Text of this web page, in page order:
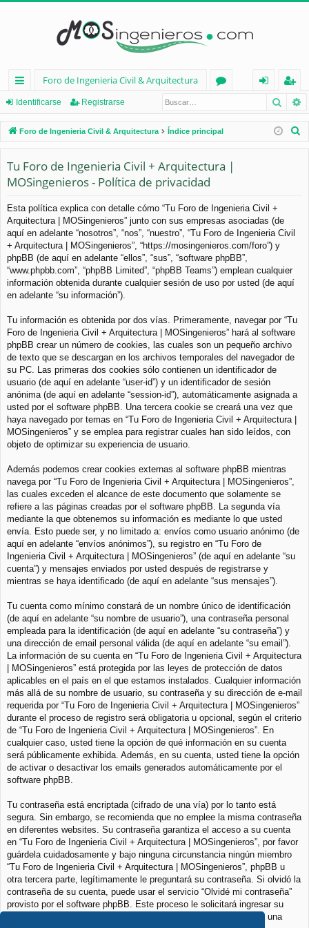
nl
ac
es
rá
pi
d
os
Foro de Ingenieria Civil & Arquitectura
os
nt
ifi
e
eg
ist
ra
Identificarse Registrarse
Foro de Ingenieria Civil & Arquitectura Índice principal
Tu Foro de Ingenieria Civil + Arquitectura |
MOSingenieros - Política de privacidad
Esta política explica con detalle cómo “Tu Foro de Ingenieria Civil +
Arquitectura | MOSingenieros” junto con sus empresas asociadas (de
aquí en adelante “nosotros”, “nos”, “nuestro”, “Tu Foro de Ingenieria Civil
+ Arquitectura | MOSingenieros”, “https://mosingenieros.com/foro”) y
phpBB (de aquí en adelante “ellos”, “sus”, “software phpBB”,
“www.phpbb.com”, “phpBB Limited”, “phpBB Teams”) emplean cualquier
información obtenida durante cualquier sesión de uso por usted (de aquí
en adelante “su información”).
Tu información es obtenida por dos vías. Primeramente, navegar por “Tu
Foro de Ingenieria Civil + Arquitectura | MOSingenieros” hará al software
phpBB crear un número de cookies, las cuales son un pequeño archivo
de texto que se descargan en los archivos temporales del navegador de
su PC. Las primeras dos cookies sólo contienen un identificador de
usuario (de aquí en adelante “user-id”) y un identificador de sesión
anónima (de aquí en adelante “session-id”), automáticamente asignada a
usted por el software phpBB. Una tercera cookie se creará una vez que
haya navegado por temas en “Tu Foro de Ingenieria Civil + Arquitectura |
MOSingenieros” y se emplea para registrar cuales han sido leídos, con
objeto de optimizar su experiencia de usuario.
Además podemos crear cookies externas al software phpBB mientras
navega por “Tu Foro de Ingenieria Civil + Arquitectura | MOSingenieros”,
las cuales exceden el alcance de este documento que solamente se
refiere a las páginas creadas por el software phpBB. La segunda vía
mediante la que obtenemos su información es mediante lo que usted
envía. Esto puede ser, y no limitado a: envíos como usuario anónimo (de
aquí en adelante “envíos anónimos”), su registro en “Tu Foro de
Ingenieria Civil + Arquitectura | MOSingenieros” (de aquí en adelante “su
cuenta”) y mensajes enviados por usted después de registrarse y
mientras se haya identificado (de aquí en adelante “sus mensajes”).
Tu cuenta como mínimo constará de un nombre único de identificación
(de aquí en adelante “su nombre de usuario”), una contraseña personal
empleada para la identificación (de aquí en adelante “su contraseña”) y
una dirección de email personal válida (de aquí en adelante “su email”).
La información de su cuenta en “Tu Foro de Ingenieria Civil + Arquitectura
| MOSingenieros” está protegida por las leyes de protección de datos
aplicables en el país en el que estamos instalados. Cualquier información
más allá de su nombre de usuario, su contraseña y su dirección de e-mail
requerida por “Tu Foro de Ingenieria Civil + Arquitectura | MOSingenieros”
durante el proceso de registro será obligatoria u opcional, según el criterio
de “Tu Foro de Ingenieria Civil + Arquitectura | MOSingenieros”. En
cualquier caso, usted tiene la opción de qué información en su cuenta
será públicamente exhibida. Además, en su cuenta, usted tiene la opción
de activar o desactivar los emails generados automáticamente por el
software phpBB.
Tu contraseña está encriptada (cifrado de una vía) por lo tanto está
segura. Sin embargo, se recomienda que no emplee la misma contraseña
en diferentes websites. Su contraseña garantiza el acceso a su cuenta
en “Tu Foro de Ingenieria Civil + Arquitectura | MOSingenieros”, por favor
guárdela cuidadosamente y bajo ninguna circunstancia ningún miembro
“Tu Foro de Ingenieria Civil + Arquitectura | MOSingenieros”, phpBB u
otra tercera parte, legítimamente le preguntará su contraseña. Si olvidó la
contraseña de su cuenta, puede usar el servicio “Olvidé mi contraseña”
provisto por el software phpBB. Este proceso le solicitará ingresar su
nombre de usuario y su email, luego el software phpBB generará una